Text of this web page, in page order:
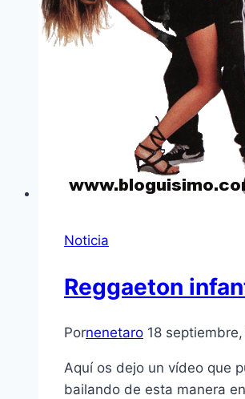
Noticia
Reggaeton
Pornenetaro 18
Aquí­ os dejo un ví­deo que
bailando de esta manera